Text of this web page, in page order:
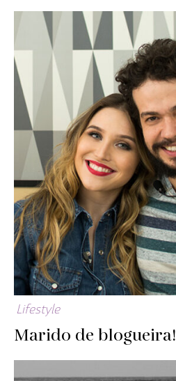
Lifestyle
Marido de blogueira!